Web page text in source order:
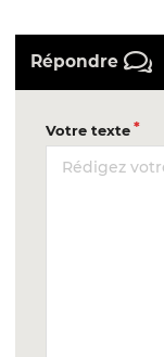
Répondre
Votre texte